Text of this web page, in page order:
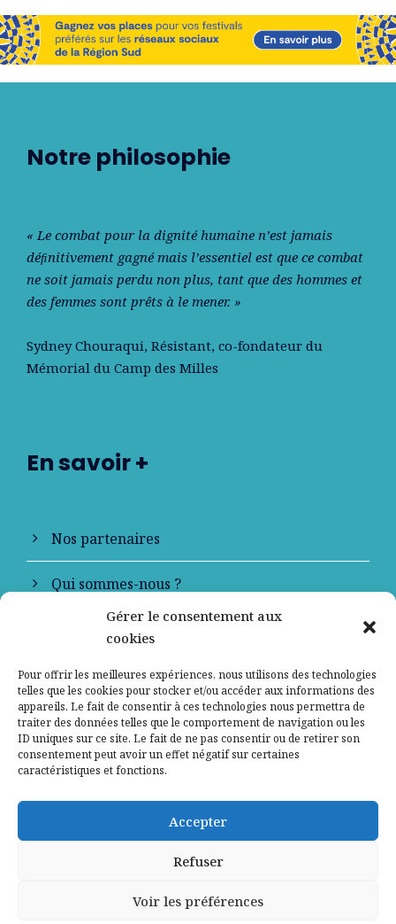
Gérer le consentement aux
cookies
Pour offrir les meilleures expériences, nous utilisons des technologies
telles que les cookies pour stocker et/ou accéder aux informations des
appareils. Le fait de consentir à ces technologies nous permettra de
traiter des données telles que le comportement de navigation ou les
ID uniques sur ce site. Le fait de ne pas consentir ou de retirer son
consentement peut avoir un effet négatif sur certaines
caractéristiques et fonctions.
Accepter
Refuser
Voir les préférences
Notre philosophie
« Le combat pour la dignité humaine n’est jamais
déﬁnitivement gagné mais l’essentiel est que ce combat
ne soit jamais perdu non plus, tant que des hommes et
des femmes sont prêts à le mener. »
Sydney Chouraqui, Résistant, co-fondateur du
Mémorial du Camp des Milles
En savoir +
Nos partenaires
Qui sommes-nous ?
Contactez-nous
Mentions légales
Politique de confidentialité